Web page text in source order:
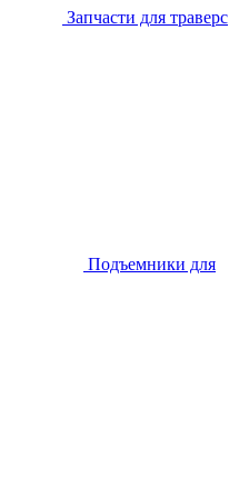
Запчасти для траверс
Подъемники для